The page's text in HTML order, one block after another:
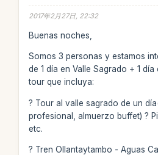
2017年2月27日, 22:32
Buenas noches,
Somos 3 personas y estamos
de 1 día en Valle Sagrado + 1
tour que incluya:
? Tour al valle sagrado de un
profesional, almuerzo buffet) ?
etc.
? Tren Ollantaytambo - Aguas